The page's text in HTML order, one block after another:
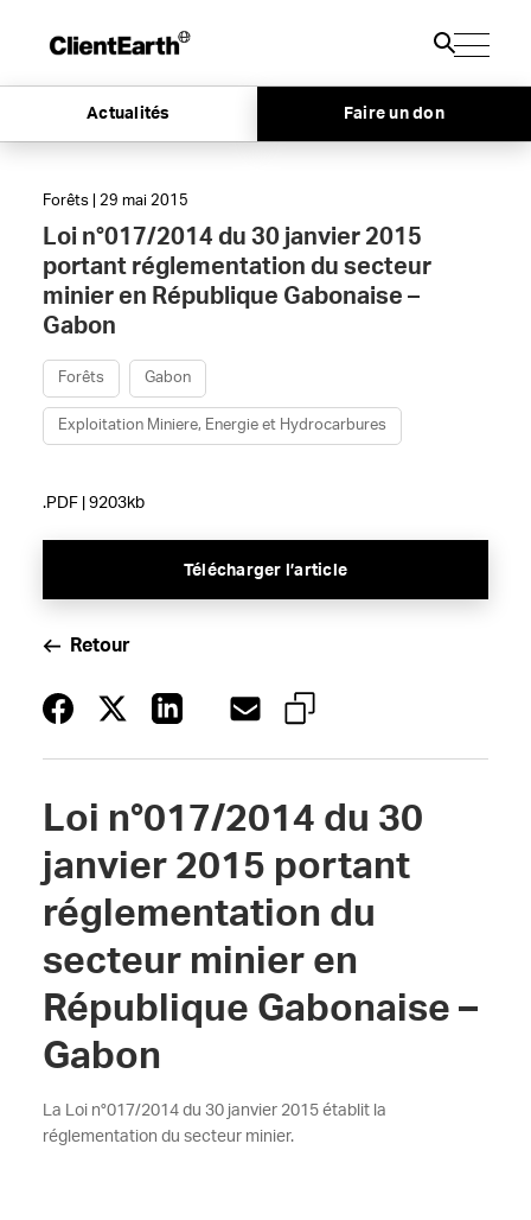
Actualités Faire un don
Forêts | 29 mai 2015
Loi n°017/2014 du 30 janvier 2015
portant réglementation du secteur
minier en République Gabonaise –
Gabon
Forêts Gabon
Exploitation Miniere, Energie et Hydrocarbures
.PDF | 9203kb
Télécharger l’article
Retour
Loi n°017/2014 du 30
janvier 2015 portant
réglementation du
secteur minier en
République Gabonaise –
Gabon
La Loi n°017/2014 du 30 janvier 2015 établit la
réglementation du secteur minier.